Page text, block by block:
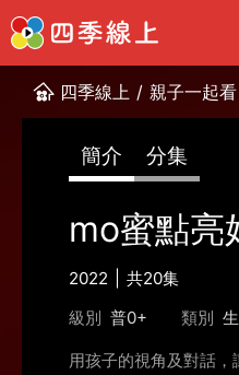
四季線上 / 親子一起看
簡介 分集
mo蜜點亮
2022
共20集
級別 普0+ 類別
用孩子的視角及對話